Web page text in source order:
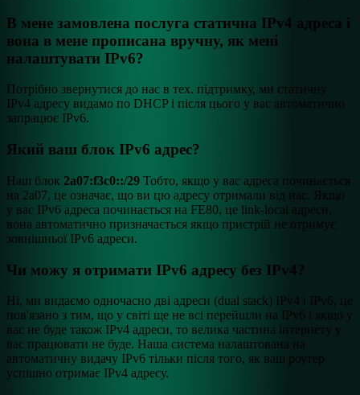
В мене замовлена послуга статична IPv4 адреса і
вона в мене прописана вручну, як мені
налаштувати IPv6?
Потрібно звернутися до нас в тех. підтримку, ми статичну
IPv4 адресу видамо по DHCP і після цього у вас автоматично
запрацює IPv6.
Який ваш блок IPv6 адрес?
Наш блок 2a07:f3c0::/29 Тобто, якщо у вас адреса починається
на 2a07, це означає, що ви цю адресу отримали від нас. Якщо
у вас IPv6 адреса починається на FE80, це link-local адреси,
вона автоматично призначається якщо пристрій не отримує
зовнішньої IPv6 адреси.
Чи можу я отримати IPv6 адресу без IPv4?
Ні, ми видаємо одночасно дві адреси (dual stack) IPv4 і IPv6, це
пов'язано з тим, що у світі ще не всі перейшли на IPv6 і якщо у
вас не буде також IPv4 адреси, то велика частина інтернету у
вас працювати не буде. Наша система налаштована на
автоматичну видачу IPv6 тільки після того, як ваш роутер
успішно отримає IPv4 адресу.